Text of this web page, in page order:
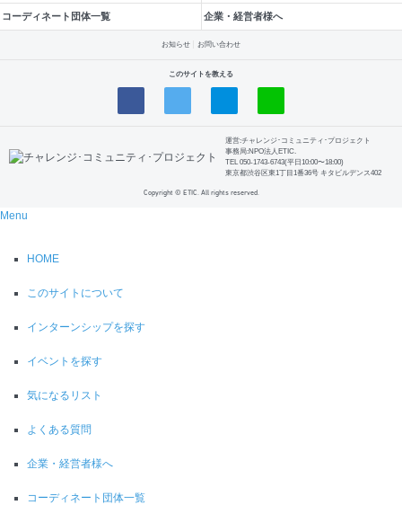
コーディネート団体一覧 企業・経営者様へ
お知らせ お問い合わせ
このサイトを教える
運営:チャレンジ･コミュニティ･プロジェクト
事務局:NPO法人ETIC.
TEL 050-1743-6743(平日10:00〜18:00)
東京都渋谷区東1丁目1番36号 キタビルデンス402
Copyright © ETIC. All rights reserved.
Menu
HOME
このサイトについて
インターンシップを探す
イベントを探す
気になるリスト
よくある質問
企業・経営者様へ
コーディネート団体一覧